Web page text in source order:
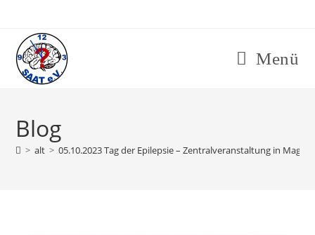
springen
Menü
Blog
> alt > 05.10.2023 Tag der Epilepsie – Zentralveranstaltung in